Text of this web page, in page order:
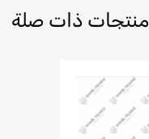
منتجات ذات صلة